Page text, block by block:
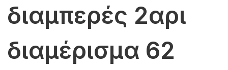
διαμπερές 2αρι
διαμέρισμα 62